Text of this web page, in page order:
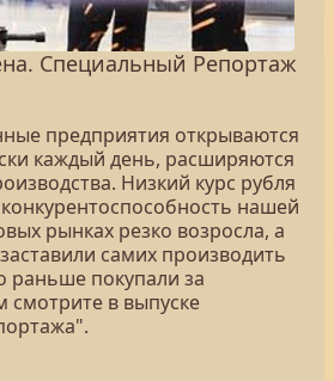
Специальный Репортаж
предприятия открываются
каждый день, расширяются
Низкий курс рубля
нашей
рынках резко возросла, а
самих производить
раньше покупали за
смотрите в выпуске